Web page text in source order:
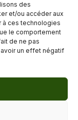
des
et/ou accéder aux
à ces technologies
le comportement
de ne pas
un effet négatif
même sans
Article suivant→